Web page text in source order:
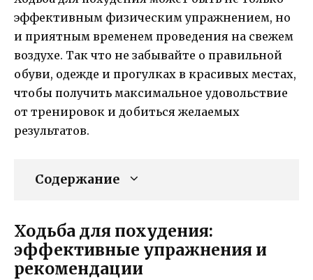
эффективным физическим упражнением, но
и приятным временем проведения на свежем
воздухе. Так что не забывайте о правильной
обуви, одежде и прогулках в красивых местах,
чтобы получить максимальное удовольствие
от тренировок и добиться желаемых
результатов.
Содержание
Ходьба для похудения:
эффективные упражнения и
рекомендации